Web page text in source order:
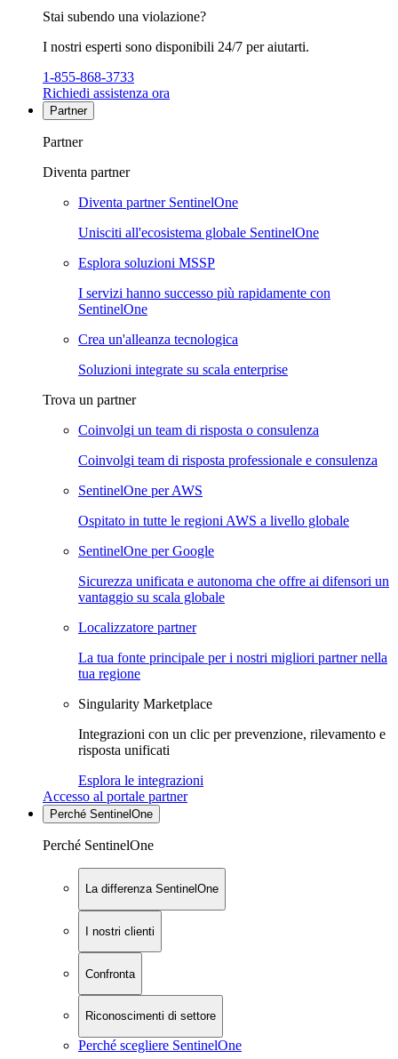
Stai subendo una violazione?
I nostri esperti sono disponibili 24/7 per aiutarti.
1-855-868-3733
Richiedi assistenza ora
Partner
Partner
Diventa partner
Diventa partner SentinelOne
Unisciti all'ecosistema globale SentinelOne
Esplora soluzioni MSSP
I servizi hanno successo più rapidamente con
SentinelOne
Crea un'alleanza tecnologica
Soluzioni integrate su scala enterprise
Trova un partner
Coinvolgi un team di risposta o consulenza
Coinvolgi team di risposta professionale e consulenza
SentinelOne per AWS
Ospitato in tutte le regioni AWS a livello globale
SentinelOne per Google
Sicurezza unificata e autonoma che offre ai difensori un
vantaggio su scala globale
Localizzatore partner
La tua fonte principale per i nostri migliori partner nella
tua regione
Singularity Marketplace
Integrazioni con un clic per prevenzione, rilevamento e
risposta unificati
Esplora le integrazioni
Accesso al portale partner
Perché SentinelOne
Perché SentinelOne
La differenza SentinelOne
I nostri clienti
Confronta
Riconoscimenti di settore
Perché scegliere SentinelOne